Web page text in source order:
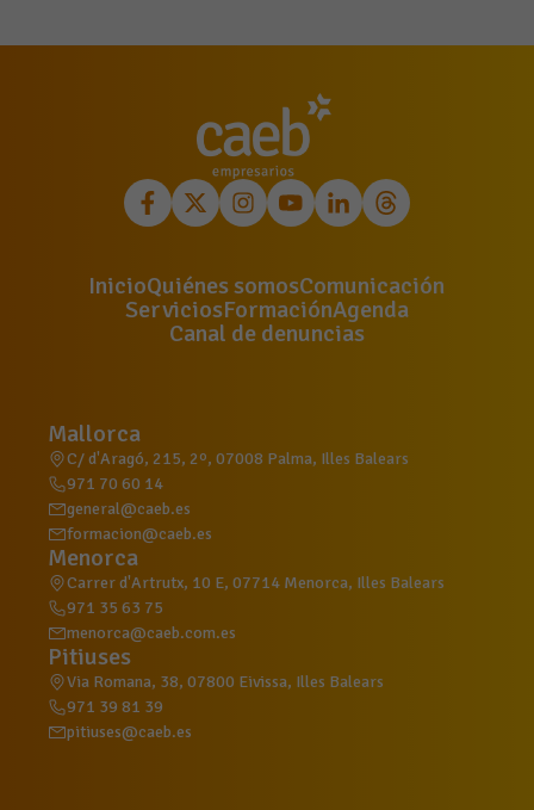
InicioQuiénes somosComunicación
ServiciosFormaciónAgenda
Canal de denuncias
Mallorca
C/ d'Aragó, 215, 2º, 07008 Palma, Illes Balears
971 70 60 14
general@caeb.es
formacion@caeb.es
Menorca
Carrer d'Artrutx, 10 E, 07714 Menorca, Illes Balears
971 35 63 75
menorca@caeb.com.es
Pitiuses
Via Romana, 38, 07800 Eivissa, Illes Balears
971 39 81 39
pitiuses@caeb.es